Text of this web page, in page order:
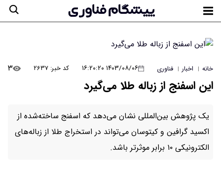
خانه | اخبار | فناوری ۱۴۰۳/۰۸/۰۶ ۱۶:۲۰:۲۰ کد خبر: ۲۶۳۷ ۳
این اسفنج از زباله طلا می‌گیرد
یک پژوهش بین‌المللی نشان می‌دهد که اسفنج ساخته‌شده از
اکسید گرافین و کیتوسان می‌تواند در استخراج طلا از زباله‌های
الکترونیکی ۱۰ برابر موثرتر باشد.